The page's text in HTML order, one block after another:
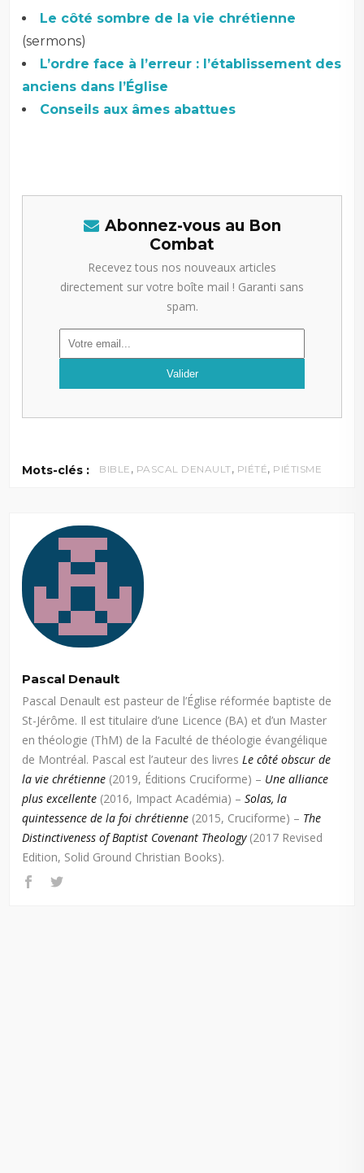
Le côté sombre de la vie chrétienne
(sermons)
L’ordre face à l’erreur : l’établissement des
anciens dans l’Église
Conseils aux âmes abattues
Abonnez-vous au Bon
Combat
Recevez tous nos nouveaux articles
directement sur votre boîte mail ! Garanti sans
spam.
Mots-clés : BIBLE , PASCAL DENAULT, PIÉTÉ, PIÉTISME
Pascal Denault
Pascal Denault est pasteur de l’Église réformée baptiste de
St-Jérôme. Il est titulaire d’une Licence (BA) et d’un Master
en théologie (ThM) de la Faculté de théologie évangélique
de Montréal. Pascal est l’auteur des livresLe côté obscur de
la vie chrétienne (2019, Éditions Cruciforme) – Une alliance
plus excellente (2016, Impact Académia) –Solas, la
quintessence de la foi chrétienne (2015, Cruciforme) – The
Distinctiveness of Baptist Covenant Theology(2017 Revised
Edition, Solid Ground Christian Books).